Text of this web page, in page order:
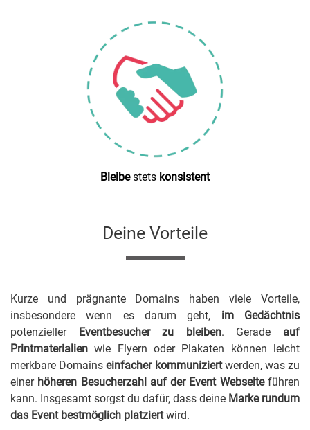
Bleibestets konsistent
Deine Vorteile
Kurze und prägnante Domains haben viele Vorteile,
insbesondere wenn es darum geht, im Gedächtnis
potenzieller Eventbesucher zu bleiben. Gerade auf
Printmaterialien wie Flyern oder Plakaten können leicht
merkbare Domainseinfacher kommuniziertwerden, was zu
einer höheren Besucherzahl auf der Event Webseiteführen
kann. Insgesamt sorgst du dafür, dass deine Marke rundum
das Event bestmöglich platziertwird.